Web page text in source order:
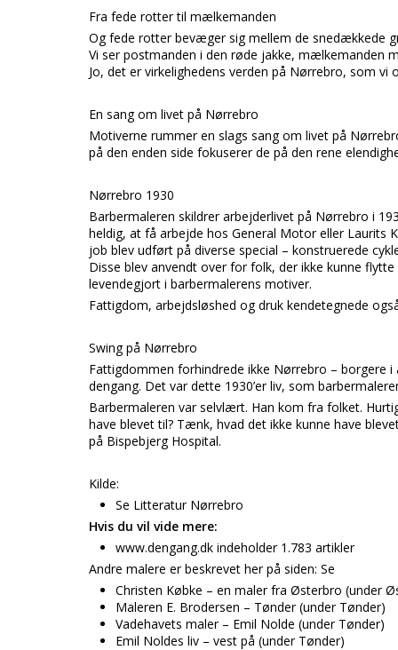
Fra fede rotter til mælkemanden
Og fede rotter bevæger sig mellem de snedækkede
Vi ser postmanden i den røde jakke, mælkemanden
Jo, det er virkelighedens verden på Nørrebro, som vi
En sang om livet på Nørrebro
Motiverne rummer en slags sang om livet på
på den enden side fokuserer de på den rene
Nørrebro 1930
Barbermaleren skildrer arbejderlivet på Nørrebro i
heldig, at få arbejde hos General Motor eller Laurits
job blev udført på diverse special – konstruerede
Disse blev anvendt over for folk, der ikke kunne
levendegjort i barbermalerens motiver.
Fattigdom, arbejdsløshed og druk kendetegnede
Swing på Nørrebro
Fattigdommen forhindrede ikke Nørrebro – borgere
dengang. Det var dette 1930’er liv, som
Barbermaleren var selvlært. Han kom fra folket.
have blevet til? Tænk, hvad det ikke kunne have
på Bispebjerg Hospital.
Kilde:
Se Litteratur Nørrebro
Hvis du vil vide mere:
www.dengang.dk indeholder 1.783 artikler
Andre malere er beskrevet her på siden: Se
Christen Købke – en maler fra Østerbro (under
Maleren E. Brodersen – Tønder (under Tønder)
Vadehavets maler – Emil Nolde (under Tønder)
Emil Noldes liv – vest på (under Tønder)